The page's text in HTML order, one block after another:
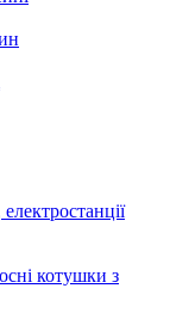
котушки з